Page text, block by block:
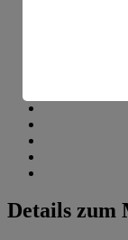
Details zum
die USA als
Standards
Es besteht